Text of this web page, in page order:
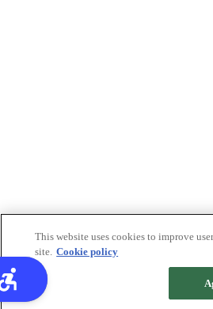
This website uses cookies to improve
site. Cookie policy